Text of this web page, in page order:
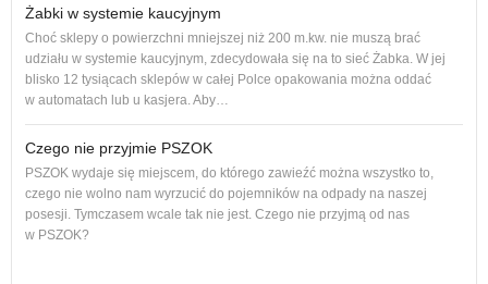
Żabki w systemie kaucyjnym
Choć sklepy o powierzchni mniejszej niż 200 m.kw. nie muszą brać
udziału w systemie kaucyjnym, zdecydowała się na to sieć Żabka. W jej
blisko 12 tysiącach sklepów w całej Polce opakowania można oddać
w automatach lub u kasjera. Aby…
Czego nie przyjmie PSZOK
PSZOK wydaje się miejscem, do którego zawieźć można wszystko to,
czego nie wolno nam wyrzucić do pojemników na odpady na naszej
posesji. Tymczasem wcale tak nie jest. Czego nie przyjmą od nas
w PSZOK?